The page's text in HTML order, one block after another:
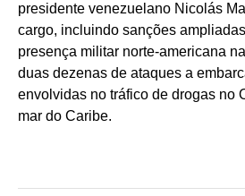
presidente venezuelano Nicolás
cargo, incluindo sanções
presença militar norte-americana
duas dezenas de ataques a
envolvidas no tráfico de drogas no
mar do Caribe.